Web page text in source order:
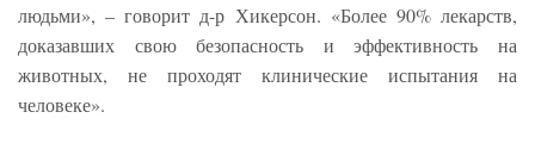
людьми», – говорит д-р Хикерсон. «Более 90% лекарств,
доказавших свою безопасность и эффективность на
животных, не проходят клинические испытания на
человеке».